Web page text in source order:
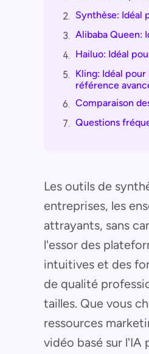
2. Synthèse: Idéal
3. Alibaba Queen:
4. Hailuo: Idéal
5. Kling: Idéal
référence
6. Comparaison
7. Questions
Les outils de
entreprises, les
attrayants, sans
l'essor des
intuitives et des
de qualité
tailles. Que vous
ressources
vidéo basé sur l'IA